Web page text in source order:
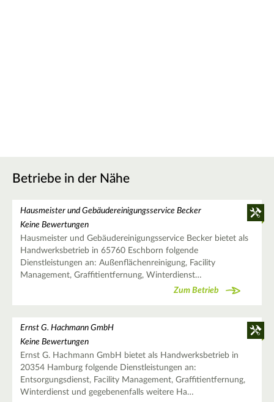
Betriebe in der Nähe
Hausmeister und Gebäudereinigungsservice Becker
Keine Bewertungen
Hausmeister und Gebäudereinigungsservice Becker bietet als
Handwerksbetrieb in 65760 Eschborn folgende
Dienstleistungen an: Außenflächenreinigung, Facility
Management, Graffitientfernung, Winterdienst…
Zum Betrieb
Ernst G. Hachmann GmbH
Keine Bewertungen
Ernst G. Hachmann GmbH bietet als Handwerksbetrieb in
20354 Hamburg folgende Dienstleistungen an:
Entsorgungsdienst, Facility Management, Graffitientfernung,
Winterdienst und gegebenenfalls weitere Ha…